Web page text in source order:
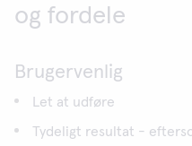
og fordele
Brugervenlig
Let at udføre
Tydeligt resultat -